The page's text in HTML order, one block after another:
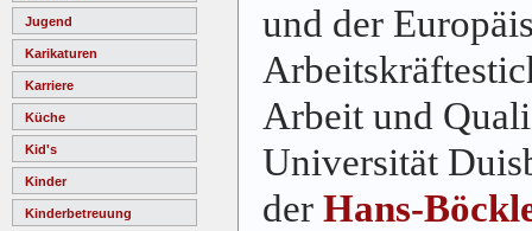
Jugend
Karikaturen
Karriere
Küche
Kid's
Kinder
Kinderbetreuung
und der
Arbeit und
Universität
der Hans-